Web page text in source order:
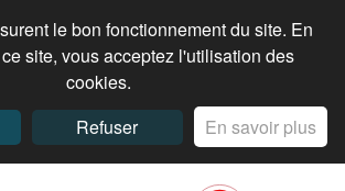
le bon fonctionnement du site. En
site, vous acceptez l'utilisation des
cookies.
Refuser En savoir plus